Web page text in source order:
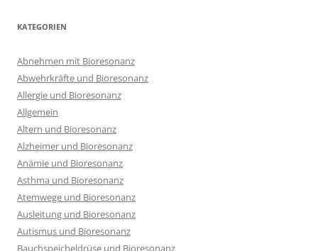
KATEGORIEN
Abnehmen mit Bioresonanz
Abwehrkräfte und Bioresonanz
Allergie und Bioresonanz
Allgemein
Altern und Bioresonanz
Alzheimer und Bioresonanz
Anämie und Bioresonanz
Asthma und Bioresonanz
Atemwege und Bioresonanz
Ausleitung und Bioresonanz
Autismus und Bioresonanz
Bauchspeicheldrüse und Bioresonanz